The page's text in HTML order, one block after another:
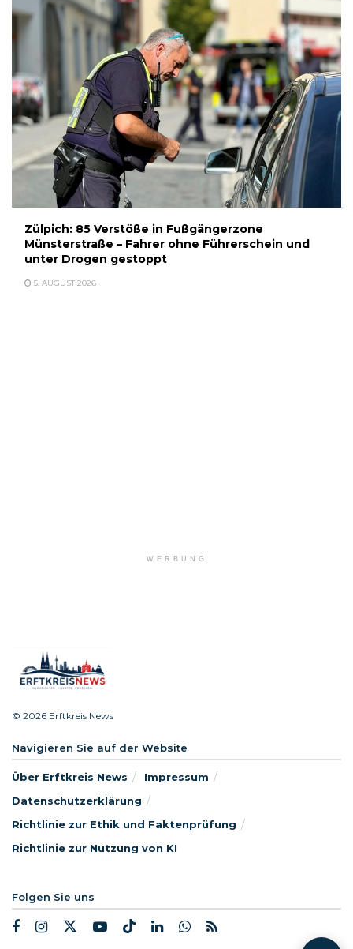
Zülpich: 85 Verstöße in Fußgängerzone
Münsterstraße – Fahrer ohne Führerschein und
unter Drogen gestoppt
5. AUGUST 2026
WERBUNG
© 2026 Erftkreis News
Navigieren Sie auf der Website
Über Erftkreis News
Impressum
Datenschutzerklärung
Richtlinie zur Ethik und Faktenprüfung
Richtlinie zur Nutzung von KI
Folgen Sie uns